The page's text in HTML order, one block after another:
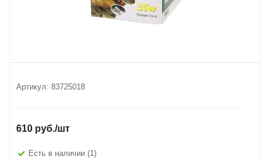
Артикул: 83725018
610 руб./шт
Есть в наличии (1)